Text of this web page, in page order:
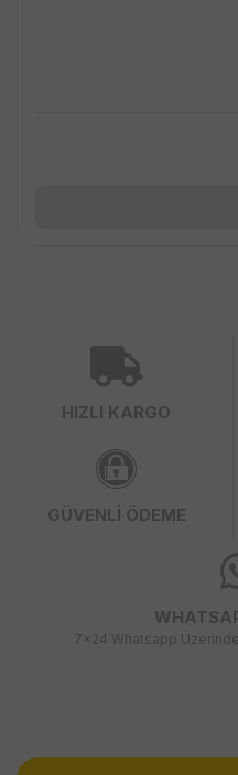
HIZLI KARGO
GÜVENLİ ÖDEME
7x24 Whatsapp